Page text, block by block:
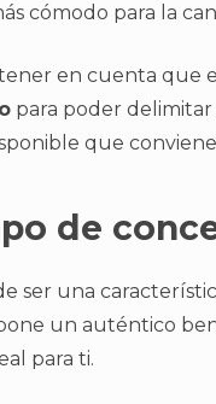
cómodo para la
en cuenta que
para poder
que
de
ser una
un auténtico
para ti.